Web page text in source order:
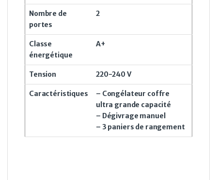
Nombre de
portes
2
Classe
énergétique
A+
Tension 220-240 V
Caractéristiques
– Congélateur coffre
ultra grande capacité
– Dégivrage manuel
– 3 paniers de rangement